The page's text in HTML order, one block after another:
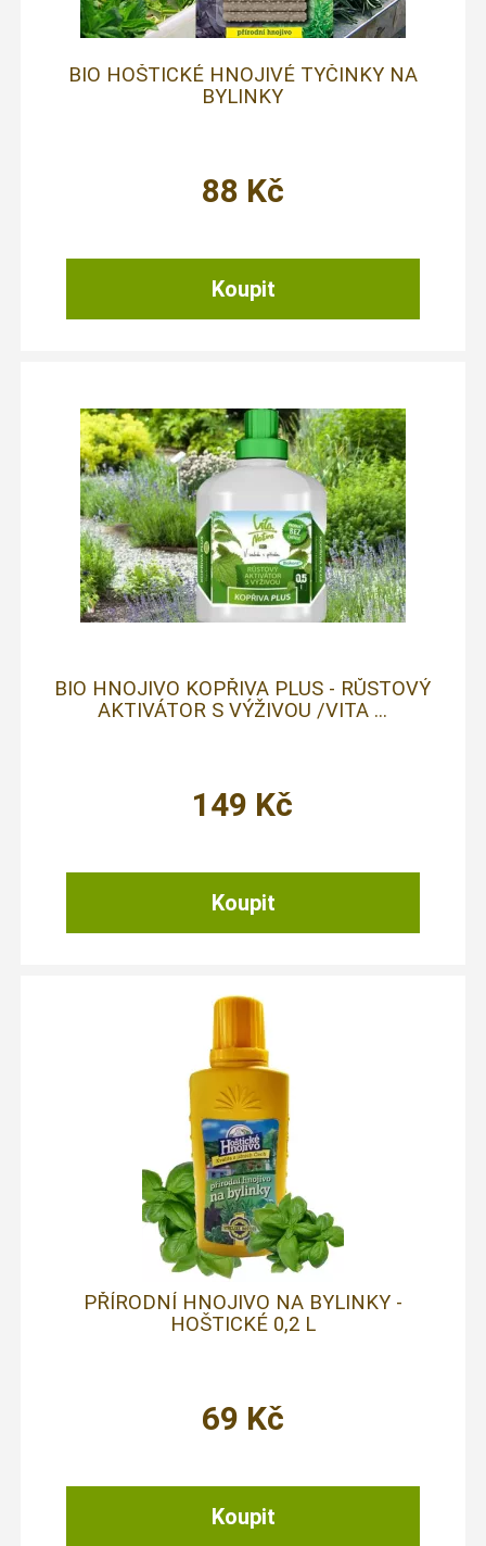
BIO HOŠTICKÉ HNOJIVÉ TYČINKY NA
BYLINKY
88 Kč
BIO HNOJIVO KOPŘIVA PLUS - RŮSTOVÝ
AKTIVÁTOR S VÝŽIVOU /VITA ...
149 Kč
PŘÍRODNÍ HNOJIVO NA BYLINKY -
HOŠTICKÉ 0,2 L
69 Kč